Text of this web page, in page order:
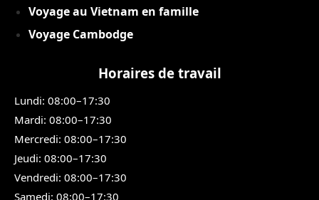
Voyage au Vietnam en famille
Voyage Cambodge
Horaires de travail
Lundi: 08:00–17:30
Mardi: 08:00–17:30
Mercredi: 08:00–17:30
Jeudi: 08:00–17:30
Vendredi: 08:00–17:30
Samedi: 08:00–17:30